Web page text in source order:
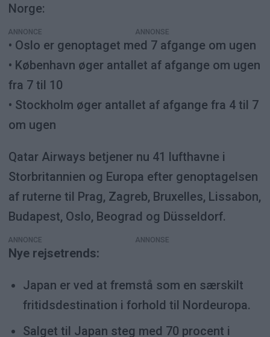
Norge:
ANNONCE
• Oslo er genoptaget med 7 afgange om ugen
• København øger antallet af afgange om ugen
fra 7 til 10
• Stockholm øger antallet af afgange fra 4 til 7
om ugen
Qatar Airways betjener nu 41 lufthavne i
Storbritannien og Europa efter genoptagelsen
af ruterne til Prag, Zagreb, Bruxelles, Lissabon,
Budapest, Oslo, Beograd og Düsseldorf.
ANNONCE
Nye rejsetrends:
Japan er ved at fremstå som en særskilt
fritidsdestination i forhold til Nordeuropa.
Salget til Japan steg med 70 procent i